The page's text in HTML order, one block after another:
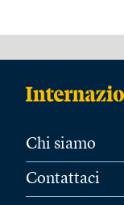
Chi siamo
Contattaci